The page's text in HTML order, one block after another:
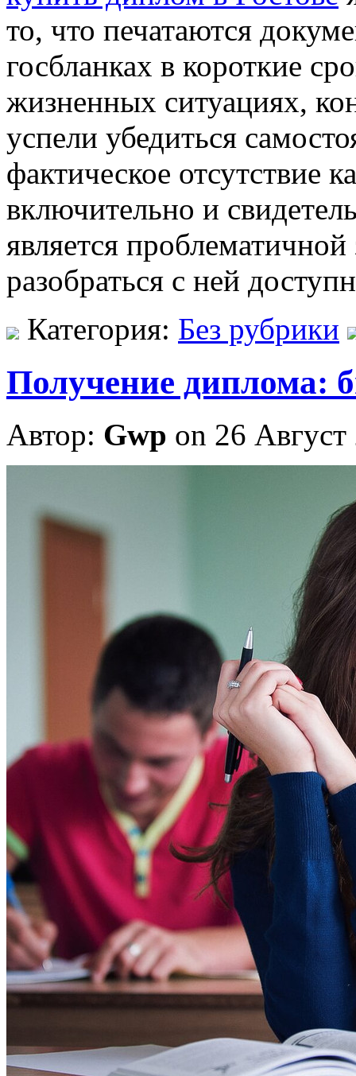
то, что печатаются
госбланках в короткие
жизненных ситуациях,
успели убедиться
фактическое отсутствие
включительно и
является
разобраться с ней
Категория: Без рубрики
Получение диплома:
Автор: Gwp on 26 Август